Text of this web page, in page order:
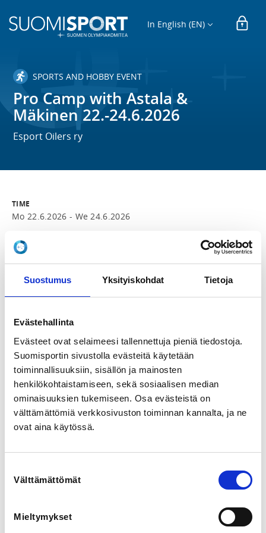
Suostumus Yksityiskohdat Tietoja
Evästehallinta
Evästeet ovat selaimeesi tallennettuja pieniä tiedostoja.
Suomisportin sivustolla evästeitä käytetään
toiminnallisuuksiin, sisällön ja mainosten
henkilökohtaistamiseen, sekä sosiaalisen median
ominaisuuksien tukemiseen. Osa evästeistä on
välttämättömiä verkkosivuston toiminnan kannalta, ja ne
ovat aina käytössä.
valinta
Välttämättömät
Mieltymykset
In English (EN)
SPORTS AND HOBBY EVENT
Pro Camp with Astala &
Mäkinen 22.-24.6.2026
Esport Oilers ry
TIME
Mo 22.6.2026 - We 24.6.2026
LOCATION
Solvalla urheiluopisto
Nuuksiontie 82, 02820 Espoo, Suomi
LOCALITY
SPORTS
Katusähly, Salibandy
REGISTRATION PERIOD
Th 12.2.2026 at 09:00 - Mo 22.6.2026 at 13:00
Leirihinta 290,00 € -
Hinta sisältää: valmennuksen, täysihoidon (majoitus ja
hauskaa oheisohjelmaa.